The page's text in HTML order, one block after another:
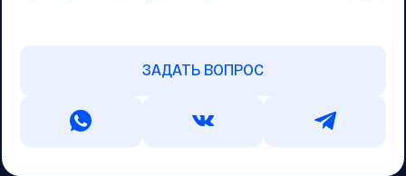
ЗАДАТЬ ВОПРОС